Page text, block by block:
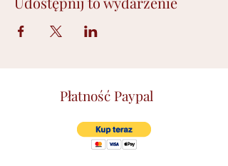
Płatność Paypal